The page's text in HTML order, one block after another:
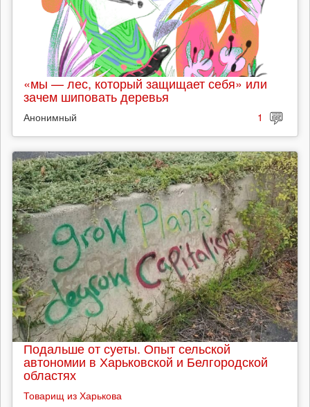
«мы — лес, который защищает себя» или
зачем шиповать деревья
Анонимный 1
Подальше от суеты. Опыт сельской
автономии в Харьковской и Белгородской
областях
Товарищ из Харькова